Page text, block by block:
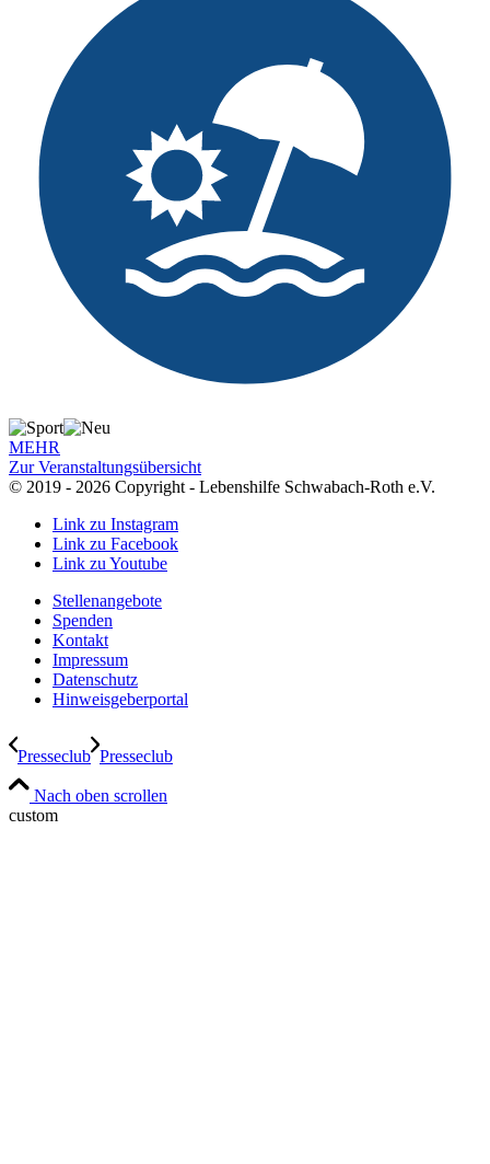
MEHR
Zur Veranstaltungsübersicht
© 2019 - 2026 Copyright - Lebenshilfe Schwabach-Roth e.V.
Link zu Instagram
Link zu Facebook
Link zu Youtube
Stellenangebote
Spenden
Kontakt
Impressum
Datenschutz
Hinweisgeberportal
Presseclub Presseclub
Nach oben scrollen
custom